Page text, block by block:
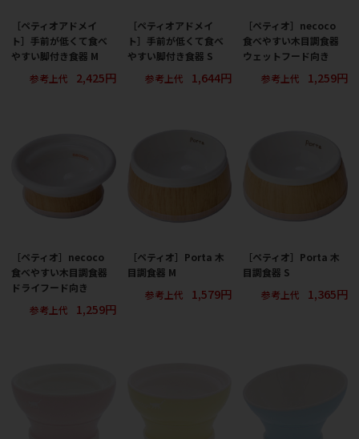
［ペティオアドメイ
ト］手前が低くて食べ
やすい脚付き食器 M
参考上代
2,425円
［ペティオアドメイ
ト］手前が低くて食べ
やすい脚付き食器 S
参考上代
1,644円
［ペティオ］necoco
食べやすい木目調食器
ウェットフード向き
参考上代
1,259円
［ペティオ］necoco
食べやすい木目調食器
ドライフード向き
参考上代
1,259円
［ペティオ］Porta 木
目調食器 M
参考上代
1,579円
［ペティオ］Porta 木
目調食器 S
参考上代
1,365円